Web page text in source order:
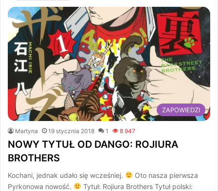
ZAPOWIEDZI
Martyna 19 stycznia 2018 1 8 947
NOWY TYTUŁ OD DANGO: ROJIURA
BROTHERS
Kochani, jednak udało się wcześniej.
Oto nasza pierwsza
Pyrkonowa nowość.
Tytuł: Rojiura Brothers Tytuł polski: